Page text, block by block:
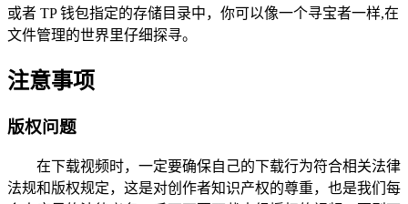
或者 TP 钱包指定的存储目录中，你可以像一个寻宝者一样,在
文件管理的世界里仔细探寻。
注意事项
版权问题
在下载视频时，一定要确保自己的下载行为符合相关法律
法规和版权规定，这是对创作者知识产权的尊重，也是我们每